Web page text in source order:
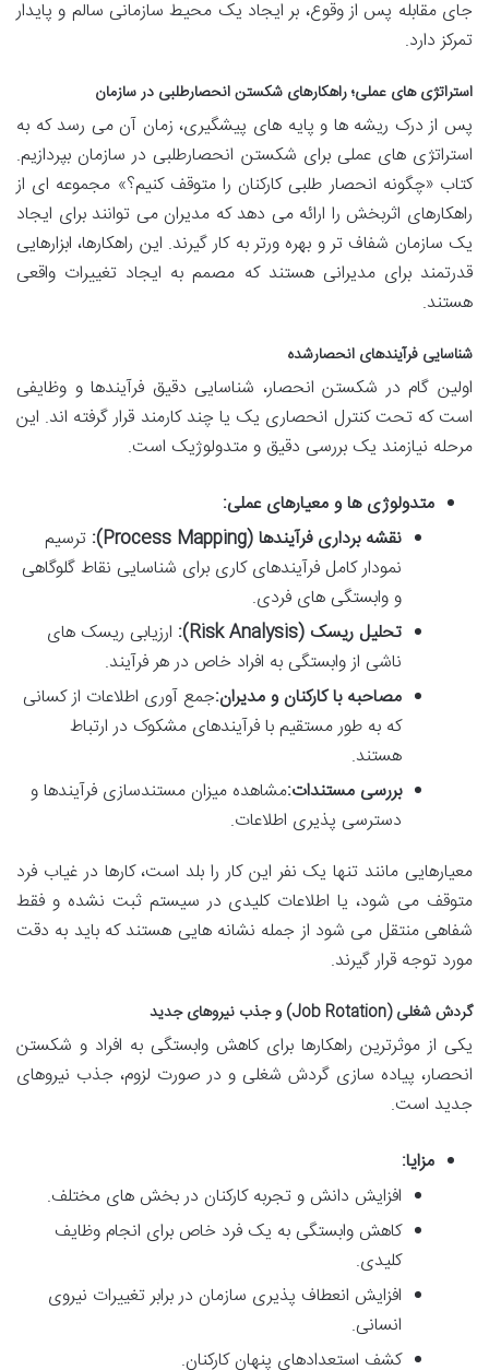
جای مقابله پس از وقوع، بر ایجاد یک محیط سازمانی سالم و پایدار
تمرکز دارد.
استراتژی های عملی؛ راهکارهای شکستن انحصارطلبی در سازمان
پس از درک ریشه ها و پایه های پیشگیری، زمان آن می رسد که به
استراتژی های عملی برای شکستن انحصارطلبی در سازمان بپردازیم.
کتاب «چگونه انحصار طلبی کارکنان را متوقف کنیم؟» مجموعه ای از
راهکارهای اثربخش را ارائه می دهد که مدیران می توانند برای ایجاد
یک سازمان شفاف تر و بهره ورتر به کار گیرند. این راهکارها، ابزارهایی
قدرتمند برای مدیرانی هستند که مصمم به ایجاد تغییرات واقعی
هستند.
شناسایی فرآیندهای انحصارشده
اولین گام در شکستن انحصار، شناسایی دقیق فرآیندها و وظایفی
است که تحت کنترل انحصاری یک یا چند کارمند قرار گرفته اند. این
مرحله نیازمند یک بررسی دقیق و متدولوژیک است.
متدولوژی ها و معیارهای عملی:
نقشه برداری فرآیندها (Process Mapping):
ترسیم
نمودار کامل فرآیندهای کاری برای شناسایی نقاط گلوگاهی
و وابستگی های فردی.
تحلیل ریسک (Risk Analysis):
ارزیابی ریسک های
ناشی از وابستگی به افراد خاص در هر فرآیند.
مصاحبه با کارکنان و مدیران:جمع آوری اطلاعات از کسانی
که به طور مستقیم با فرآیندهای مشکوک در ارتباط
هستند.
بررسی مستندات:مشاهده میزان مستندسازی فرآیندها و
دسترسی پذیری اطلاعات.
معیارهایی مانند تنها یک نفر این کار را بلد است، کارها در غیاب فرد
متوقف می شود، یا اطلاعات کلیدی در سیستم ثبت نشده و فقط
شفاهی منتقل می شود از جمله نشانه هایی هستند که باید به دقت
مورد توجه قرار گیرند.
گردش شغلی (Job Rotation) و جذب نیروهای جدید
یکی از موثرترین راهکارها برای کاهش وابستگی به افراد و شکستن
انحصار، پیاده سازی گردش شغلی و در صورت لزوم، جذب نیروهای
جدید است.
مزایا:
افزایش دانش و تجربه کارکنان در بخش های مختلف.
کاهش وابستگی به یک فرد خاص برای انجام وظایف
کلیدی.
افزایش انعطاف پذیری سازمان در برابر تغییرات نیروی
انسانی.
کشف استعدادهای پنهان کارکنان.